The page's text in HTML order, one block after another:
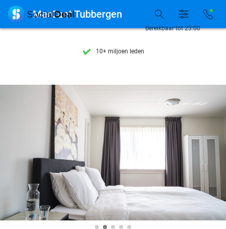
7 dagen per week beschikbaar
10+ miljoen leden
Bereikbaar tot 23:00
 MarCant Tubbergen